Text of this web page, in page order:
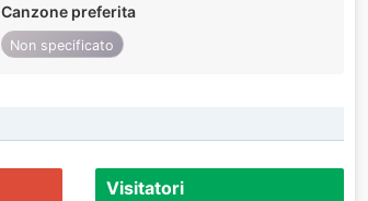
Canzone preferita
Non specificato
Visitatori